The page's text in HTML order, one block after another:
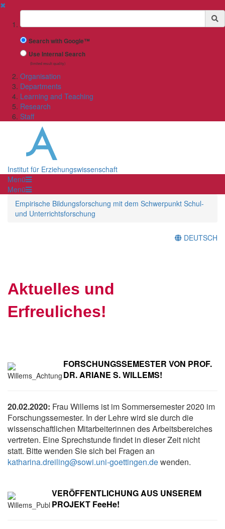
✖
Suchbegriff
Search with Google™
Use Internal Search
(limited result quality)
Organisation
Departments
Learning and Teaching
Research
Staff
Institut für Erziehungswissenschaft
Menü
Menü
Empirische Bildungsforschung mit dem Schwerpunkt Schul-
und Unterrichtsforschung
DEUTSCH
Aktuelles und
Erfreuliches!
FORSCHUNGSSEMESTER VON PROF.
DR. ARIANE S. WILLEMS!
20.02.2020: Frau Willems ist im Sommersemester 2020 im
Forschungssemester. In der Lehre wird sie durch die
wissenschaftlichen Mitarbeiterinnen des Arbeitsbereiches
vertreten. Eine Sprechstunde findet in dieser Zeit nicht
statt. Bitte wenden Sie sich bei Fragen an
katharina.dreiling@sowi.uni-goettingen.dewenden.
VERÖFFENTLICHUNG AUS UNSEREM
PROJEKT FeeHe!